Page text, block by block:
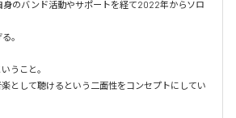
身のバンド活動やサポートを経て2022年からソロ
。
うこと。
として聴けるという二面性をコンセプトにしてい